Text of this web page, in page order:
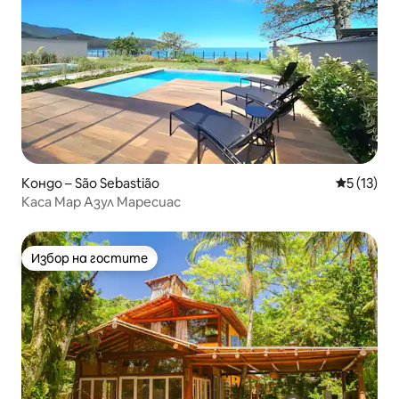
Кондо – São Sebastião Средна
5 (13)
Каса Мар Азул Маресиас
Избор на гостите
Избор на гостите